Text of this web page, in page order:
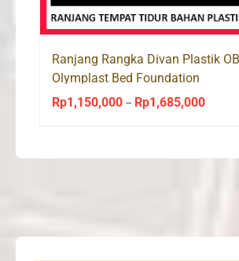
Ranjang Rangka Divan Plastik
Olymplast Bed Foundation
Rp1,150,000 – Rp1,685,000Price